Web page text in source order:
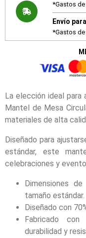
*Gastos
Envío
*Gastos
La elección ideal para
Mantel de Mesa
materiales de alta
Diseñado para
estándar, este
celebraciones y
Dimensiones
tamaño estándar.
Diseñado con
Fabricado
durabilidad y